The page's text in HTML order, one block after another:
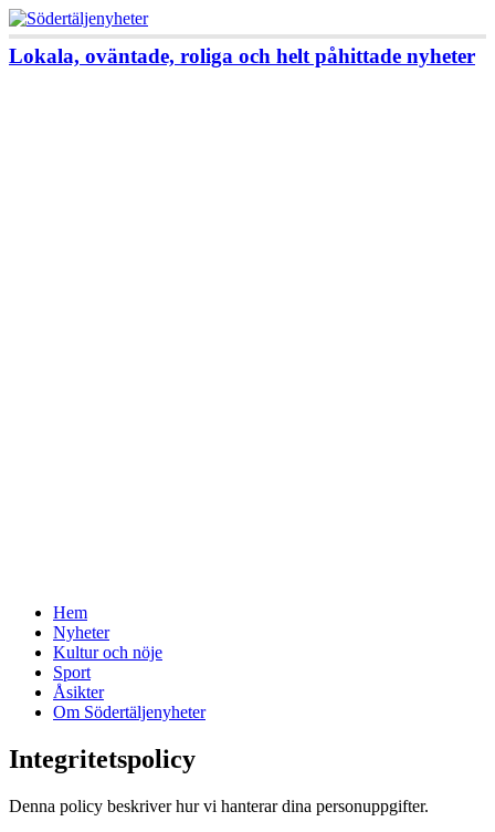
Lokala, oväntade, roliga och helt påhittade nyheter
Hem
Nyheter
Kultur och nöje
Sport
Åsikter
Om Södertäljenyheter
Integritetspolicy
Denna policy beskriver hur vi hanterar dina personuppgifter.